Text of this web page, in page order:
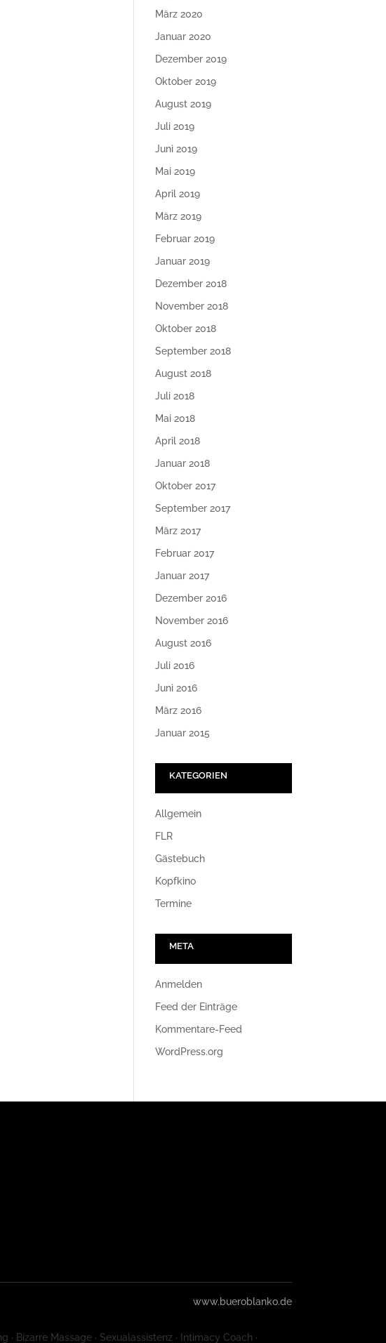
März 2020
Januar 2020
Dezember 2019
Oktober 2019
August 2019
Juli 2019
Juni 2019
Mai 2019
April 2019
März 2019
Februar 2019
Januar 2019
Dezember 2018
November 2018
Oktober 2018
September 2018
August 2018
Juli 2018
Mai 2018
April 2018
Januar 2018
Oktober 2017
September 2017
März 2017
Februar 2017
Januar 2017
Dezember 2016
November 2016
August 2016
Juli 2016
Juni 2016
März 2016
Januar 2015
KATEGORIEN
Allgemein
FLR
Gästebuch
Kopfkino
Termine
META
Anmelden
Feed der Einträge
Kommentare-Feed
WordPress.org
www.bueroblanko.de
· Bizarre Massage · Sexualassistenz · Intimacy Coach ·